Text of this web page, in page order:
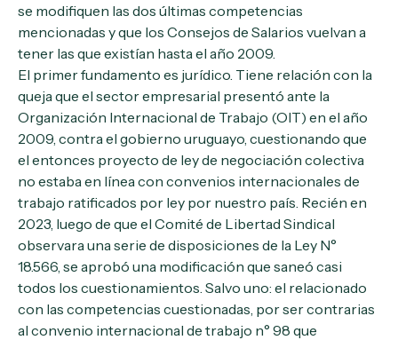
se modifiquen las dos últimas competencias
mencionadas y que los Consejos de Salarios vuelvan a
tener las que existían hasta el año 2009.
El primer fundamento es jurídico. Tiene relación con la
queja que el sector empresarial presentó ante la
Organización Internacional de Trabajo (OIT) en el año
2009, contra el gobierno uruguayo, cuestionando que
el entonces proyecto de ley de negociación colectiva
no estaba en línea con convenios internacionales de
trabajo ratificados por ley por nuestro país. Recién en
2023, luego de que el Comité de Libertad Sindical
observara una serie de disposiciones de la Ley N°
18.566, se aprobó una modificación que saneó casi
todos los cuestionamientos. Salvo uno: el relacionado
con las competencias cuestionadas, por ser contrarias
al convenio internacional de trabajo n° 98 que